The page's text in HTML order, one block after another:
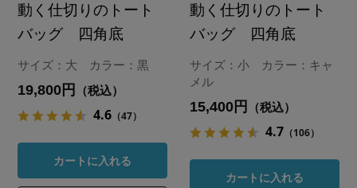
動く仕切りのトート
バッグ 四角底
サイズ：大 カラー：黒
19,800円 （税込）
4.6 （47）
カートに入れる
動く仕切りのトート
バッグ 四角底
サイズ：小 カラー：キャ
メル
15,400円 （税込）
4.7 （106）
カートに入れる